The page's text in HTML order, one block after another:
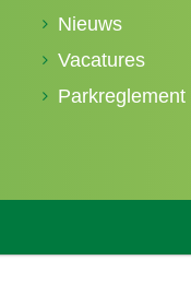
Nieuws
Vacatures